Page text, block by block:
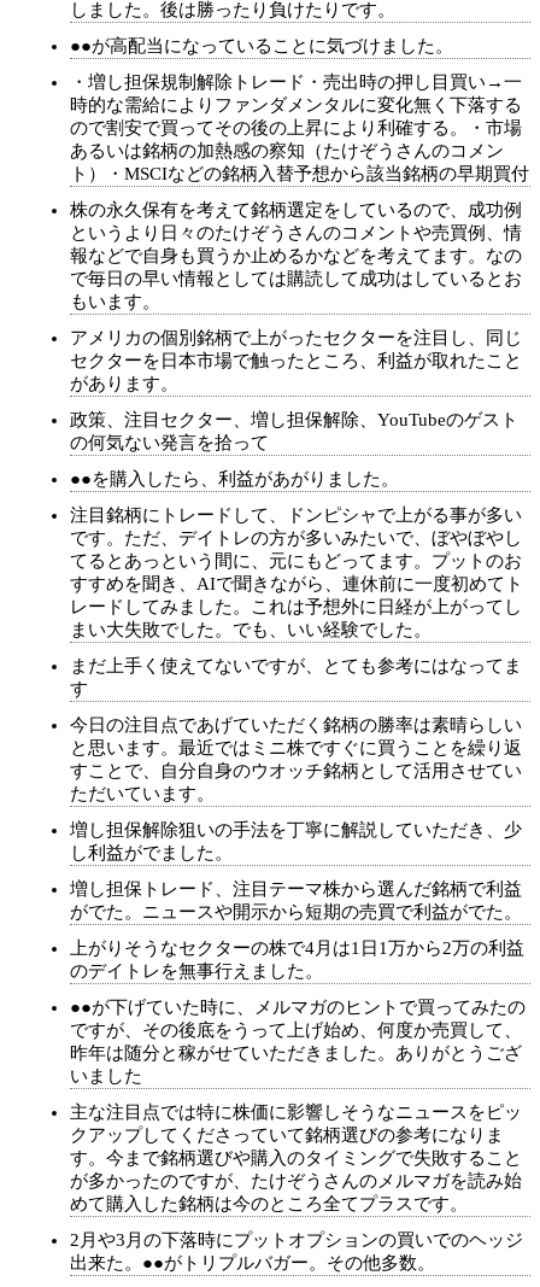
しました。後は勝ったり負けたりです。
●●が高配当になっていることに気づけました。
・増し担保規制解除トレード・売出時の押し目買い→一
時的な需給によりファンダメンタルに変化無く下落する
ので割安で買ってその後の上昇により利確する。・市場
あるいは銘柄の加熱感の察知（たけぞうさんのコメン
ト）・MSCIなどの銘柄入替予想から該当銘柄の早期買付
株の永久保有を考えて銘柄選定をしているので、成功例
というより日々のたけぞうさんのコメントや売買例、情
報などで自身も買うか止めるかなどを考えてます。なの
で毎日の早い情報としては購読して成功はしているとお
もいます。
アメリカの個別銘柄で上がったセクターを注目し、同じ
セクターを日本市場で触ったところ、利益が取れたこと
があります。
政策、注目セクター、増し担保解除、YouTubeのゲスト
の何気ない発言を拾って
●●を購入したら、利益があがりました。
注目銘柄にトレードして、ドンピシャで上がる事が多い
です。ただ、デイトレの方が多いみたいで、ぼやぼやし
てるとあっという間に、元にもどってます。プットのお
すすめを聞き、AIで聞きながら、連休前に一度初めてト
レードしてみました。これは予想外に日経が上がってし
まい大失敗でした。でも、いい経験でした。
まだ上手く使えてないですが、とても参考にはなってま
す
今日の注目点であげていただく銘柄の勝率は素晴らしい
と思います。最近ではミニ株ですぐに買うことを繰り返
すことで、自分自身のウオッチ銘柄として活用させてい
ただいています。
増し担保解除狙いの手法を丁寧に解説していただき、少
し利益がでました。
増し担保トレード、注目テーマ株から選んだ銘柄で利益
がでた。ニュースや開示から短期の売買で利益がでた。
上がりそうなセクターの株で4月は1日1万から2万の利益
のデイトレを無事行えました。
●●が下げていた時に、メルマガのヒントで買ってみたの
ですが、その後底をうって上げ始め、何度か売買して、
昨年は随分と稼がせていただきました。ありがとうござ
いました
主な注目点では特に株価に影響しそうなニュースをピッ
クアップしてくださっていて銘柄選びの参考になりま
す。今まで銘柄選びや購入のタイミングで失敗すること
が多かったのですが、たけぞうさんのメルマガを読み始
めて購入した銘柄は今のところ全てプラスです。
2月や3月の下落時にプットオプションの買いでのヘッジ
出来た。●●がトリプルバガー。その他多数。